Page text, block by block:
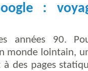
:
années 90.
monde lointain,
à des pages